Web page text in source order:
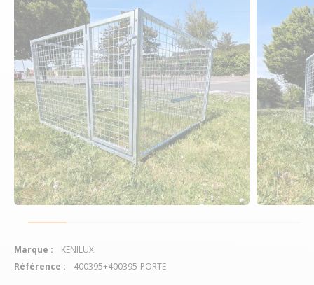
Marque :
KENILUX
Référence :
400395+400395-PORTE